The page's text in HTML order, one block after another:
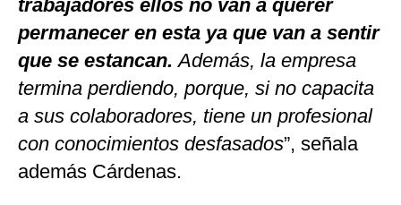
trabajadores ellos no van a querer
permanecer en esta ya que van a sentir
que se estancan.Además, la empresa
termina perdiendo, porque, si no capacita
a sus colaboradores, tiene un profesional
con conocimientos desfasados”, señala
además Cárdenas.